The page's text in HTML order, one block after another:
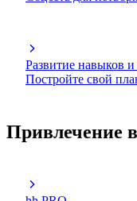
Развитие навыков
Постройте свой
Привлечение